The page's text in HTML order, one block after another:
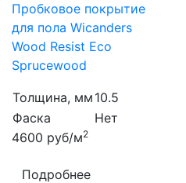
Пробковое покрытие
для пола Wicanders
Wood Resist Eco
Sprucewood
Толщина, мм 10.5
Фаска
Нет
4600 руб/м2
Подробнее